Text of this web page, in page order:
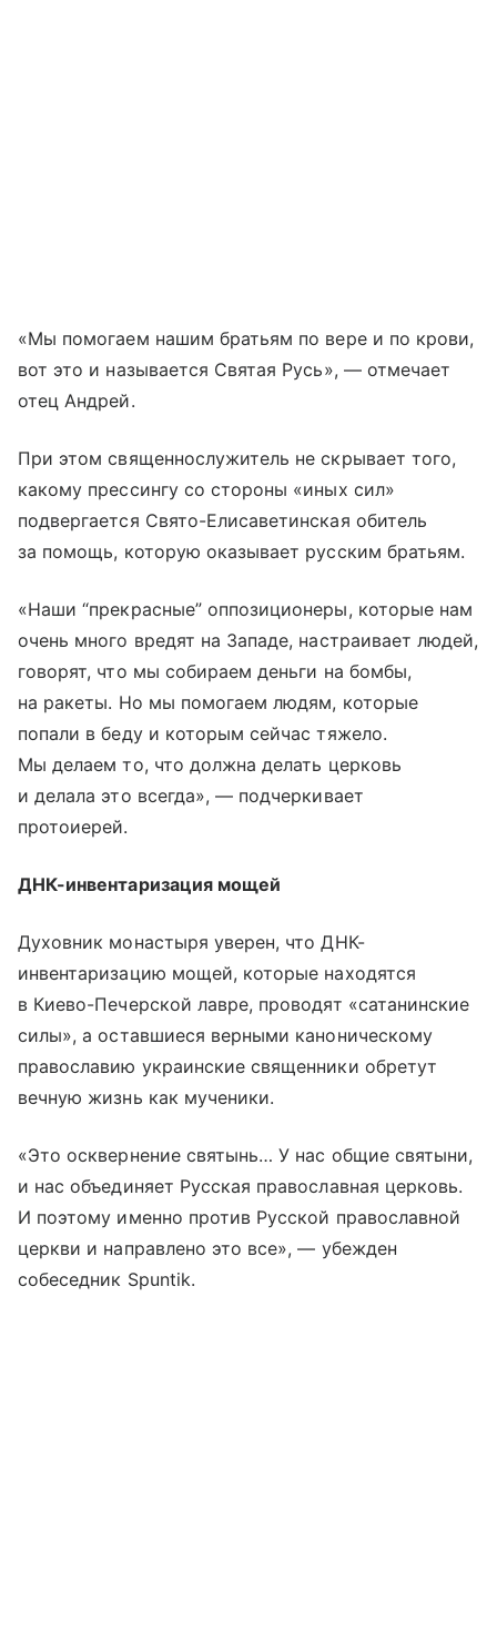
«Мы помогаем нашим братьям по вере и по крови,
вот это и называется Святая Русь», — отмечает
отец Андрей.
При этом священнослужитель не скрывает того,
какому прессингу со стороны «иных сил»
подвергается Свято-Елисаветинская обитель
за помощь, которую оказывает русским братьям.
«Наши “прекрасные” оппозиционеры, которые нам
очень много вредят на Западе, настраивает людей,
говорят, что мы собираем деньги на бомбы,
на ракеты. Но мы помогаем людям, которые
попали в беду и которым сейчас тяжело.
Мы делаем то, что должна делать церковь
и делала это всегда», — подчеркивает
протоиерей.
ДНК-инвентаризация мощей
Духовник монастыря уверен, что ДНК-
инвентаризацию мощей, которые находятся
в Киево-Печерской лавре, проводят «сатанинские
силы», а оставшиеся верными каноническому
православию украинские священники обретут
вечную жизнь как мученики.
«Это осквернение святынь… У нас общие святыни,
и нас объединяет Русская православная церковь.
И поэтому именно против Русской православной
церкви и направлено это все», — убежден
собеседник Spuntik.